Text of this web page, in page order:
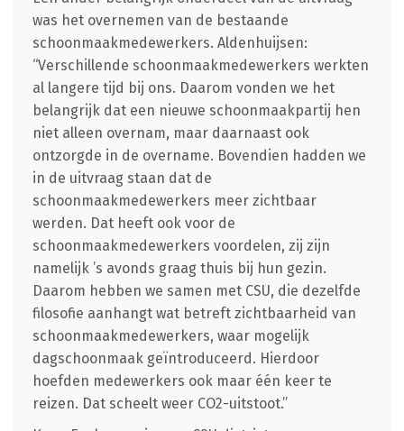
was het overnemen van de bestaande
schoonmaakmedewerkers. Aldenhuijsen:
“Verschillende schoonmaakmedewerkers werkten
al langere tijd bij ons. Daarom vonden we het
belangrijk dat een nieuwe schoonmaakpartij hen
niet alleen overnam, maar daarnaast ook
ontzorgde in de overname. Bovendien hadden we
in de uitvraag staan dat de
schoonmaakmedewerkers meer zichtbaar
werden. Dat heeft ook voor de
schoonmaakmedewerkers voordelen, zij zijn
namelijk ’s avonds graag thuis bij hun gezin.
Daarom hebben we samen met CSU, die dezelfde
filosofie aanhangt wat betreft zichtbaarheid van
schoonmaakmedewerkers, waar mogelijk
dagschoonmaak geïntroduceerd. Hierdoor
hoefden medewerkers ook maar één keer te
reizen. Dat scheelt weer CO2-uitstoot.”